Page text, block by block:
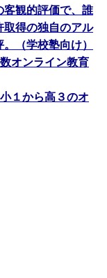
観的評価で、誰
得の独自のアル
（学校塾向け）
オンライン教育
１から高３のオ